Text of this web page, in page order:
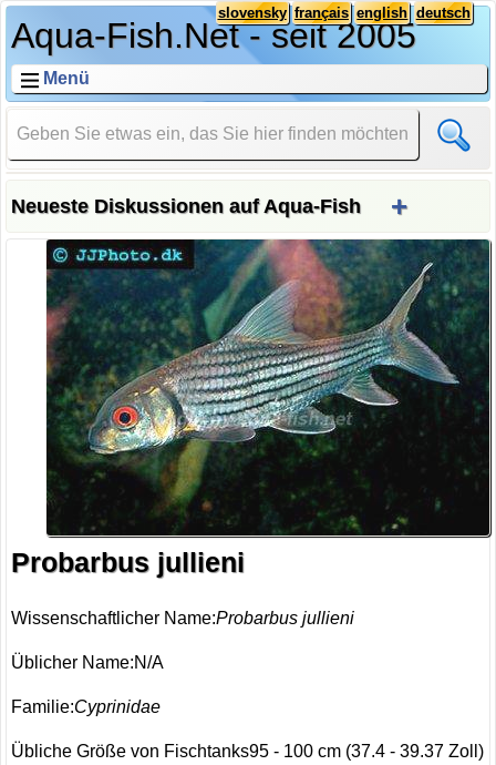
Aqua-Fish.Net - seit 2005
deutsch
english
français
slovensky
Menü
Neueste Diskussionen auf Aqua-Fish +
Probarbus jullieni
Wissenschaftlicher Name:Probarbus jullieni
Üblicher Name:N/A
Familie:Cyprinidae
Übliche Größe von Fischtanks95 - 100 cm (37.4 - 39.37 Zoll)